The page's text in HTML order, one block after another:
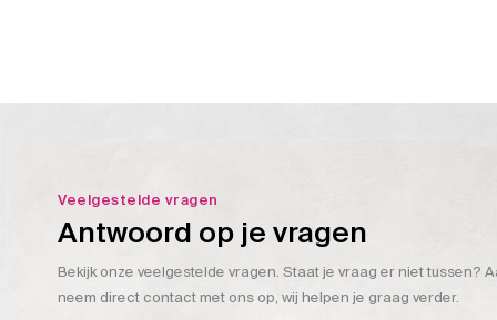
Veelgestelde vragen
Antwoord op je vragen
Bekijk onze veelgestelde vragen. Staat je vraag er niet tussen?
neem direct contact met ons op, wij helpen je graag verder.